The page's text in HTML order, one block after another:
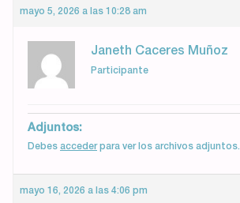
mayo 5, 2026 a las 10:28 am
Janeth Caceres Muñoz
Participante
Adjuntos:
Debes accederpara ver los archivos adjuntos.
mayo 16, 2026 a las 4:06 pm